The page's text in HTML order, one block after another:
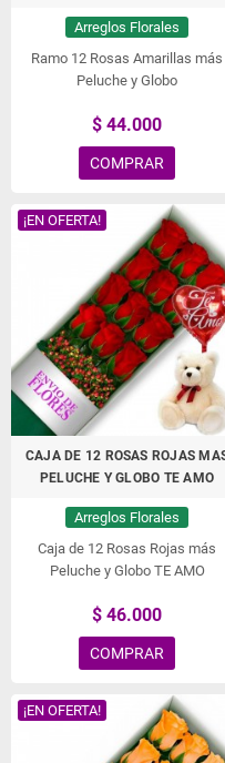
Arreglos Florales
Ramo 12 Rosas Amarillas más
Peluche y Globo
$ 44.000
COMPRAR
¡EN OFERTA!
CAJA DE 12 ROSAS ROJAS
PELUCHE Y GLOBO TE AMO
Arreglos Florales
Caja de 12 Rosas Rojas más
Peluche y Globo TE AMO
$ 46.000
COMPRAR
¡EN OFERTA!